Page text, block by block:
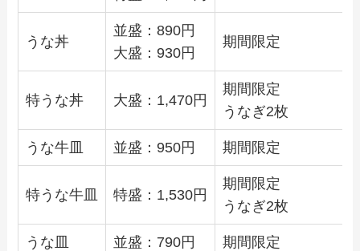
うな丼
並盛：890円
大盛：930円
期間限定
特うな丼 大盛： 1,470円
期間限定
うなぎ2枚
うな牛皿 並盛：950円 期間限定
特うな牛皿 特盛： 1,530円
期間限定
うなぎ2枚
うな皿 並盛： 790円 期間限定